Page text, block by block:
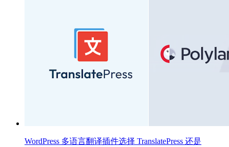
WordPress 多语言翻译插件选择 TranslatePress 还是